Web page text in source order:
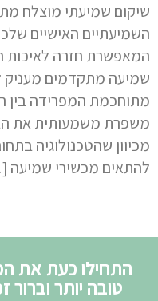
שיקום שמיעתי מוצלח
השמיעתיים האישיים
המאפשרת חזרה לאיכות
שמיעה מתקדמים מעניק
מתוחכמת המפרידה בין
משפרת משמעותית את
מכיוון שהטכנולוגיה
להתאים מכשירי
התחילו כעת את
טובה יותר וברור